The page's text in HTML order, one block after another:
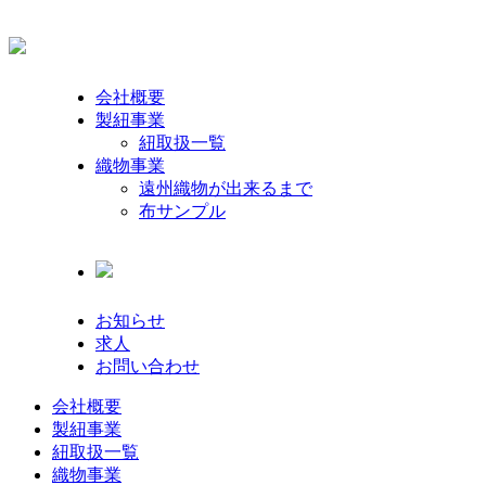
会社概要
製紐事業
紐取扱一覧
織物事業
遠州織物が出来るまで
布サンプル
お知らせ
求人
お問い合わせ
会社概要
製紐事業
紐取扱一覧
織物事業